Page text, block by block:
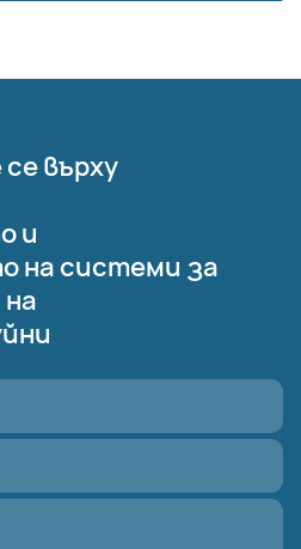
върху
и
на системи за